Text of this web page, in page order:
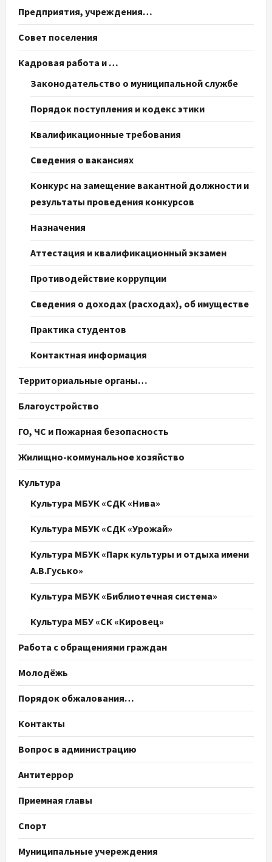
Предприятия, учреждения…
Совет поселения
Кадровая работа и …
Законодательство о муниципальной службе
Порядок поступления и кодекс этики
Квалификационные требования
Сведения о вакансиях
Конкурс на замещение вакантной должности и
результаты проведения конкурсов
Назначения
Аттестация и квалификационный экзамен
Противодействие коррупции
Сведения о доходах (расходах), об имуществе
Практика студентов
Контактная информация
Территориальные органы…
Благоустройство
ГО, ЧС и Пожарная безопасность
Жилищно-коммунальное хозяйство
Культура
Культура МБУК «СДК «Нива»
Культура МБУК «СДК «Урожай»
Культура МБУК «Парк культуры и отдыха имени
А.В.Гусько»
Культура МБУК «Библиотечная система»
Культура МБУ «СК «Кировец»
Работа с обращениями граждан
Молодёжь
Порядок обжалования…
Контакты
Вопрос в администрацию
Антитеррор
Приемная главы
Спорт
Муниципальные учереждения